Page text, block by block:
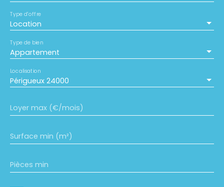
Location
Type d'offre
Appartement
Type de bien
Périgueux 24000
Localisation
Loyer max (€/mois)
Surface min (m²)
Pièces min